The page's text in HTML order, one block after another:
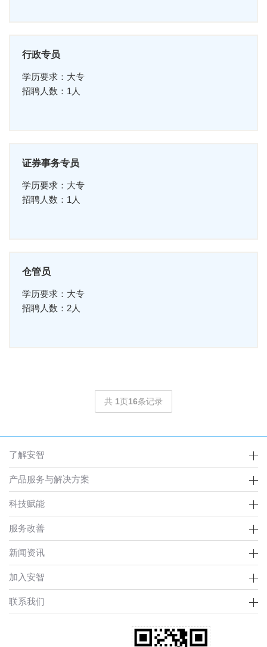
行政专员
学历要求：大专
招聘人数：1人
证券事务专员
学历要求：大专
招聘人数：1人
仓管员
学历要求：大专
招聘人数：2人
共 1页16条记录
了解安智
产品服务与解决方案
科技赋能
服务改善
新闻资讯
加入安智
联系我们